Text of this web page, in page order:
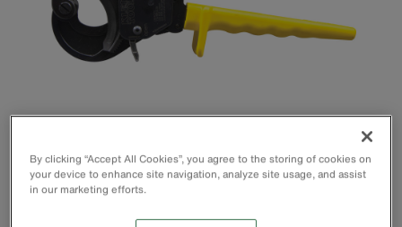
By clicking “Accept All Cookies”, you agree to the storing of cookies on
your device to enhance site navigation, analyze site usage, and assist
in our marketing efforts.